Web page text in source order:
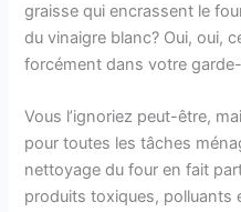
graisse qui encrassent le
du vinaigre blanc? Oui, oui,
forcément dans votre
Vous l’ignoriez peut-être,
pour toutes les tâches
nettoyage du four en fait
produits toxiques, polluants